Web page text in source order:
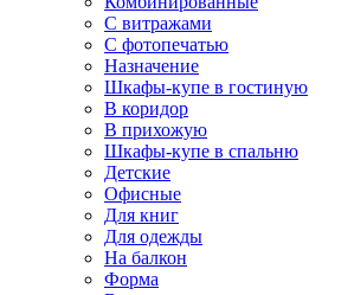
С витражами
С фотопечатью
Назначение
Шкафы-купе в гостиную
В коридор
В прихожую
Шкафы-купе в спальню
Детские
Офисные
Для книг
Для одежды
На балкон
Форма